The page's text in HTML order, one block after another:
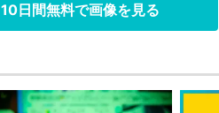
10日間無料で画像を見る